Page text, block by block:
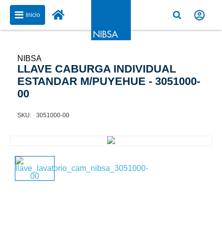
Inicio
NIBSA
LLAVE CABURGA INDIVIDUAL
ESTANDAR M/PUYEHUE - 3051000-
00
3051000-00